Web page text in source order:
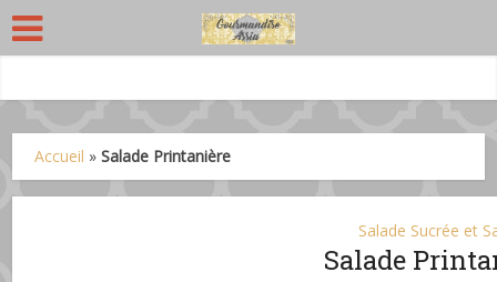
Accueil »Salade Printanière
Salade Sucrée et
Salade